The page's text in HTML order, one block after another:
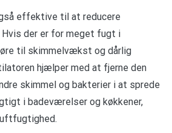
effektive til at reducere
der er for meget fugt i
til skimmelvækst og dårlig
hjælper med at fjerne den
skimmel og bakterier i at sprede
i badeværelser og køkkener,